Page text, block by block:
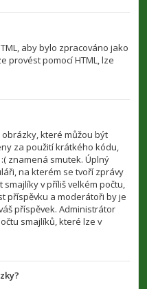
aby bylo zpracováno jako
provést pomocí HTML, lze
které můžou být
za použití krátkého kódu,
znamená smutek. Úplný
na kterém se tvoří zprávy
v příliš velkém počtu,
příspěvku a moderátoři by je
příspěvek. Administrátor
smajlíků, které lze v